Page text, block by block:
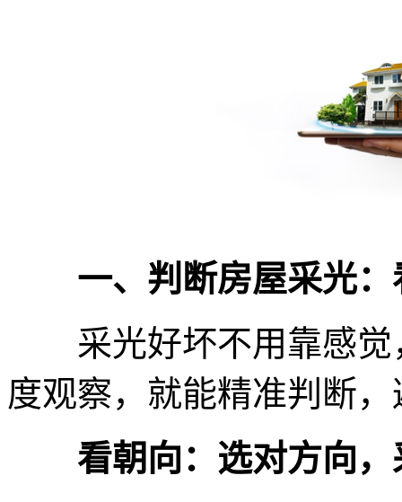
一、判断房屋采光
采光好坏不用靠感觉
度观察，就能精准判断
看朝向：选对方向